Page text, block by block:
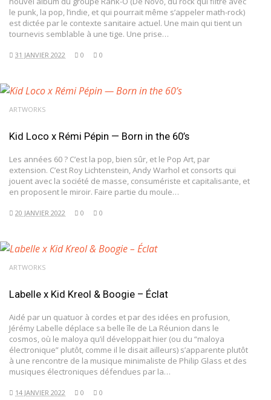
le punk, la pop, l’indie, et qui pourrait même s’appeler math-rock)
est dictée par le contexte sanitaire actuel. Une main qui tient un
tournevis semblable à une tige. Une prise…
31 JANVIER 2022 0 0
ARTWORKS
Kid Loco x Rémi Pépin — Born in the 60’s
Les années 60 ? C’est la pop, bien sûr, et le Pop Art, par
extension. C’est Roy Lichtenstein, Andy Warhol et consorts qui
jouent avec la société de masse, consumériste et capitalisante, et
en proposent le miroir. Faire partie du moule…
20 JANVIER 2022 0 0
ARTWORKS
Labelle x Kid Kreol & Boogie – Éclat
Aidé par un quatuor à cordes et par des idées en profusion,
Jérémy Labelle déplace sa belle île de La Réunion dans le
cosmos, où le maloya qu’il développait hier (ou du “maloya
électronique” plutôt, comme il le disait ailleurs) s’apparente plutôt
à une rencontre de la musique minimaliste de Philip Glass et des
musiques électroniques défendues par la…
14 JANVIER 2022 0 0